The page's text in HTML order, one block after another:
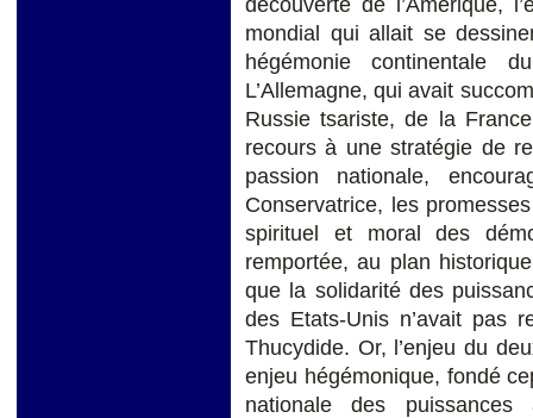
mondial qui allait se
hégémonie continentale
L’Allemagne, qui avait
Russie tsariste, de la
recours à une stratégie de
passion nationale,
Conservatrice, les
spirituel et moral des
remportée, au plan
que la solidarité des
des Etats-Unis n’avait pas
Thucydide. Or, l’enjeu du
enjeu hégémonique, fondé
nationale des